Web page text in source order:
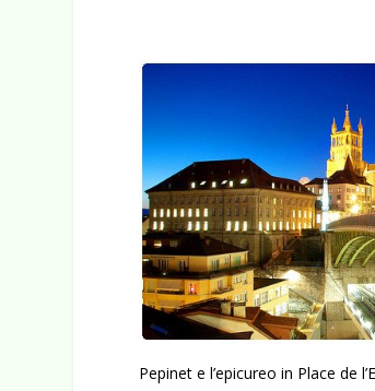
Pepinet e l’epicureo in Place de